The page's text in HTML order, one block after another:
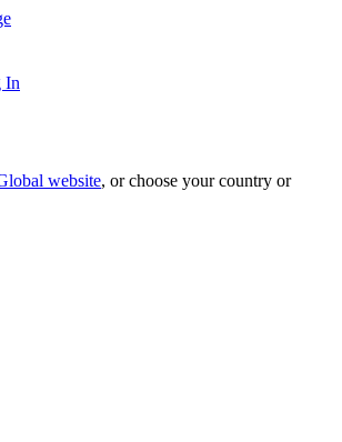
In
website, or choose your country or